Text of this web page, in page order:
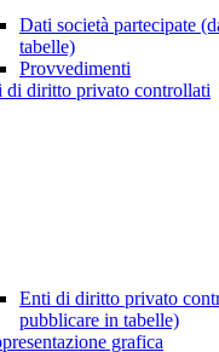
Dati società partecipate
tabelle)
Provvedimenti
di diritto privato controllati
Enti di diritto privato
pubblicare in tabelle)
grafica